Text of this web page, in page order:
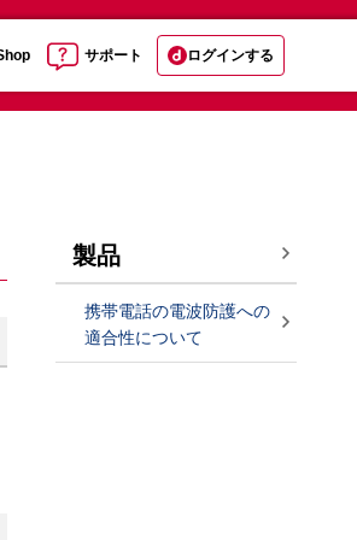
サポート ログインする
製品
携帯電話の電波防護への
適合性について